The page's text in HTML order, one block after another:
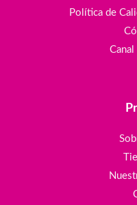
Política de
Canal